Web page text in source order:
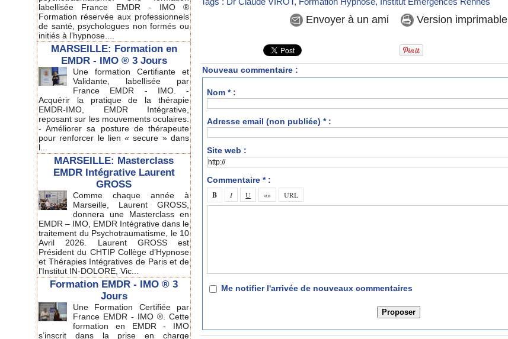
labellisée France EMDR - IMO ®
Formation réservée aux professionnels
de santé, psychologues non formés ou
initiés à l’hypnose....
MARSEILLE: Formation en
EMDR - IMO ® 3 Jours
Une formation Certifiante et
Validante, labellisée par
France EMDR - IMO. -
Acquérir la pratique de la thérapie
EMDR-IMO, EMDR Intégrative,
reposant sur les mouvements oculaires.
- Améliorer sa posture de thérapeute
pour renforcer le lien « secure » dans
l...
MARSEILLE: Masterclass
EMDR Intégrative Laurent
GROSS
Comme chaque année à
Marseille, Laurent GROSS,
donnera une Masterclass en
EMDR – IMO, EMDR Intégrative dans le
traitement du Psychotraumatisme, le 10
Avril 2026. Laurent GROSS est
Président du CHTIP Collège d’Hypnose
et Thérapies Intégratives de Paris et de
l'Institut IN-DOLORE, Vic...
Formation EMDR - IMO ® 3
Jours
Une Formation Certifiée par
France EMDR - IMO ®. Cette
formation en EMDR - IMO
s’inscrit dans la prise en charge
Envoyer à un ami Version imprimable
Nouveau commentaire :
Nom * :
Adresse email (non publiée) * :
Site web :
Commentaire * :
Me notifier l'arrivée de nouveaux commentaires